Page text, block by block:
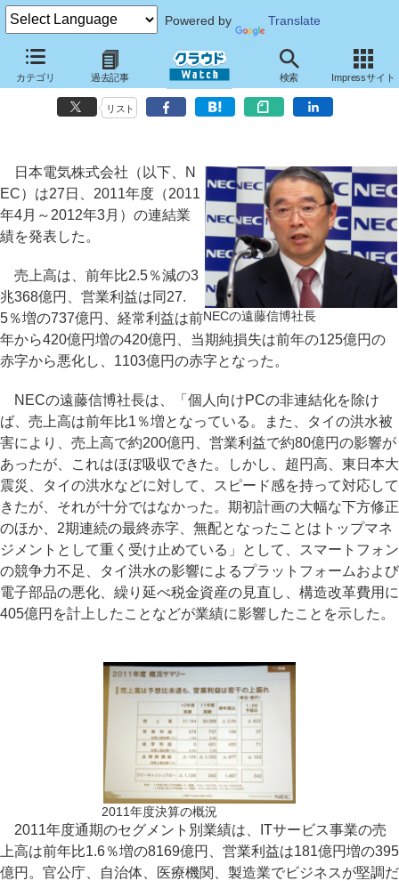
Powered by Translate
カテゴリ 過去記事 検索 Impressサイト
NEC、2011年度連結業績は1103億円の最終赤字に～全社戦略投資の半
分をクラウドサービスに投資
リスト
NECの遠藤信博社長
日本電気株式会社（以下、N
EC）は27日、2011年度（2011
年4月～2012年3月）の連結業
績を発表した。
売上高は、前年比2.5％減の3
兆368億円、営業利益は同27.
5％増の737億円、経常利益は前
年から420億円増の420億円、当期純損失は前年の125億円の
赤字から悪化し、1103億円の赤字となった。
NECの遠藤信博社長は、「個人向けPCの非連結化を除け
ば、売上高は前年比1％増となっている。また、タイの洪水被
害により、売上高で約200億円、営業利益で約80億円の影響が
あったが、これはほぼ吸収できた。しかし、超円高、東日本大
震災、タイの洪水などに対して、スピード感を持って対応して
きたが、それが十分ではなかった。期初計画の大幅な下方修正
のほか、2期連続の最終赤字、無配となったことはトップマネ
ジメントとして重く受け止めている」として、スマートフォン
の競争力不足、タイ洪水の影響によるプラットフォームおよび
電子部品の悪化、繰り延べ税金資産の見直し、構造改革費用に
405億円を計上したことなどが業績に影響したことを示した。
2011年度決算の概況
2011年度通期のセグメント別業績は、ITサービス事業の売
上高は前年比1.6％増の8169億円、営業利益は181億円増の395
億円。官公庁、自治体、医療機関、製造業でビジネスが堅調だ